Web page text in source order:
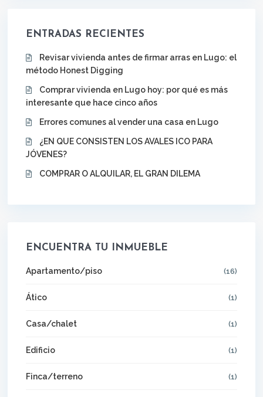
ENTRADAS RECIENTES
Revisar vivienda antes de firmar arras en Lugo: el
método Honest Digging
Comprar vivienda en Lugo hoy: por qué es más
interesante que hace cinco años
Errores comunes al vender una casa en Lugo
¿EN QUE CONSISTEN LOS AVALES ICO PARA
JÓVENES?
COMPRAR O ALQUILAR, EL GRAN DILEMA
ENCUENTRA TU INMUEBLE
Apartamento/piso (16)
Ático (1)
Casa/chalet (1)
Edificio (1)
Finca/terreno (1)